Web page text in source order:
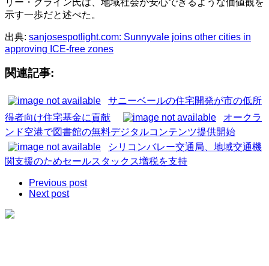
示す一歩だと述べた。
出典: sanjosespotlight.com: Sunnyvale joins other cities in
approving ICE-free zones
関連記事:
サニーベールの住宅開発が市の低所
得者向け住宅基金に貢献
オークラ
ンド空港で図書館の無料デジタルコンテンツ提供開始
シリコンバレー交通局、地域交通機
関支援のためセールスタックス増税を支持
Previous post
Next post